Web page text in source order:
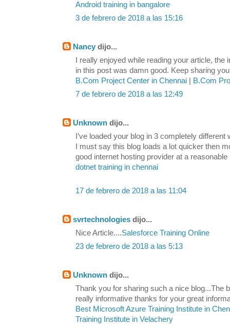
Android training in bangalore
3 de febrero de 2018 a las 15:16
Nancy dijo...
I really enjoyed while reading your article,
in this post was damn good. Keep sharing
B.Com Project Center in Chennai
B.Com
7 de febrero de 2018 a las 12:49
Unknown dijo...
I’ve loaded your blog in 3 completely
I must say this blog loads a lot quicker then
good internet hosting provider at a reasonable
dotnet training in chennai
17 de febrero de 2018 a las 11:04
svrtechnologies dijo...
Nice Article....Salesforce Training Online
23 de febrero de 2018 a las 5:13
Unknown dijo...
Thank you for sharing such a nice blog...The
really informative thanks for your great
Best Microsoft Azure Training Institute in
Training Institute in Velachery